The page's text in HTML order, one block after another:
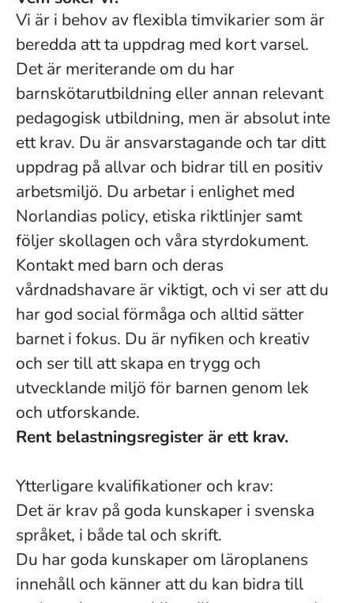
Vi är i behov av flexibla timvikarier som är
beredda att ta uppdrag med kort varsel.
Det är meriterande om du har
barnskötarutbildning eller annan relevant
pedagogisk utbildning, men är absolut inte
ett krav. Du är ansvarstagande och tar ditt
uppdrag på allvar och bidrar till en positiv
arbetsmiljö. Du arbetar i enlighet med
Norlandias policy, etiska riktlinjer samt
följer skollagen och våra styrdokument.
Kontakt med barn och deras
vårdnadshavare är viktigt, och vi ser att du
har god social förmåga och alltid sätter
barnet i fokus. Du är nyfiken och kreativ
och ser till att skapa en trygg och
utvecklande miljö för barnen genom lek
och utforskande.
Rent belastningsregister är ett krav.
Ytterligare kvalifikationer och krav:
Det är krav på goda kunskaper i svenska
språket, i både tal och skrift.
Du har goda kunskaper om läroplanens
innehåll och känner att du kan bidra till